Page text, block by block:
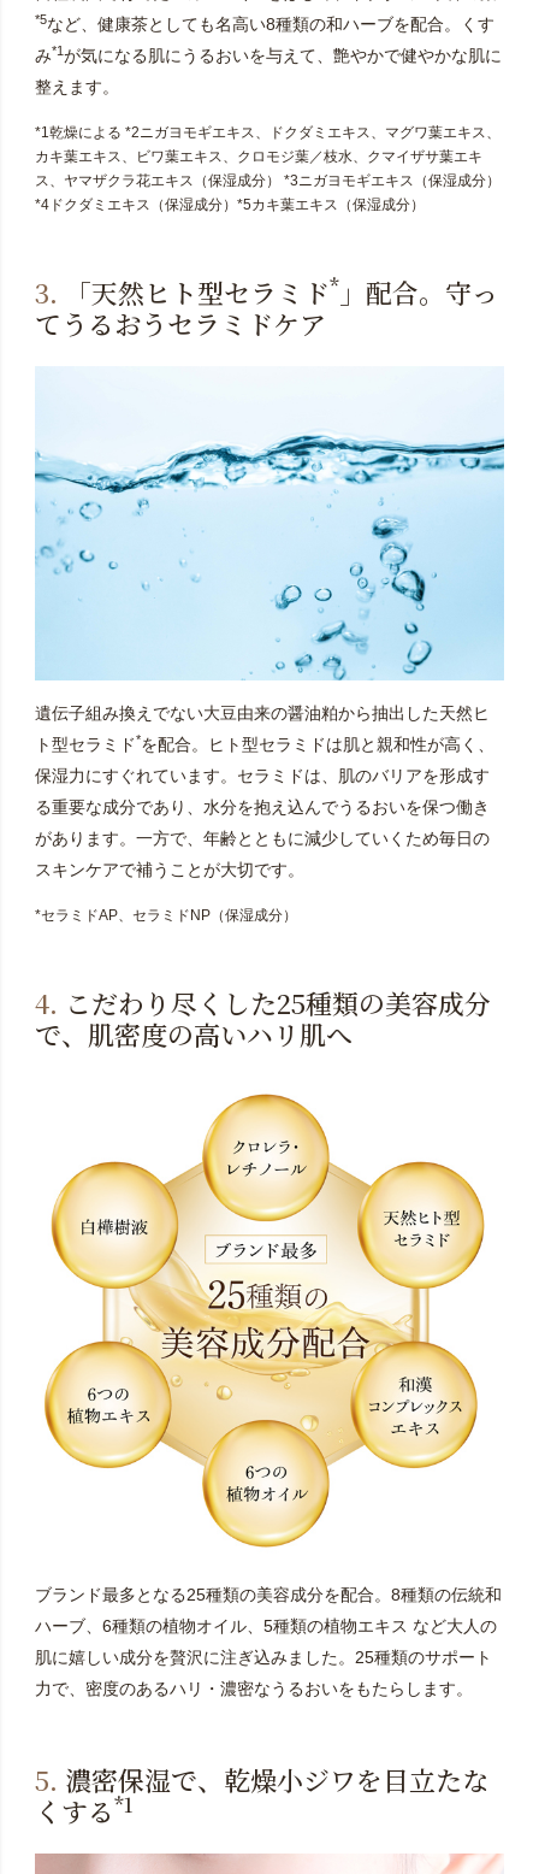
*5など、健康茶としても名高い8種類の和ハーブを配合。くす
み*1が気になる肌にうるおいを与えて、艶やかで健やかな肌に
整えます。
*1乾燥による *2ニガヨモギエキス、ドクダミエキス、マグワ葉エキス、
カキ葉エキス、ビワ葉エキス、クロモジ葉／枝水、クマイザサ葉エキ
ス、ヤマザクラ花エキス（保湿成分） *3ニガヨモギエキス（保湿成分）
*4ドクダミエキス（保湿成分）*5カキ葉エキス（保湿成分）
3. 「天然ヒト型セラミド*」配合。守っ
てうるおうセラミドケア
遺伝子組み換えでない大豆由来の醤油粕から抽出した天然ヒ
ト型セラミド*を配合。ヒト型セラミドは肌と親和性が高く、
保湿力にすぐれています。セラミドは、肌のバリアを形成す
る重要な成分であり、水分を抱え込んでうるおいを保つ働き
があります。一方で、年齢とともに減少していくため毎日の
スキンケアで補うことが大切です。
*セラミドAP、セラミドNP（保湿成分）
4. こだわり尽くした25種類の美容成分
で、肌密度の高いハリ肌へ
ブランド最多となる25種類の美容成分を配合。8種類の伝統和
ハーブ、6種類の植物オイル、5種類の植物エキス など大人の
肌に嬉しい成分を贅沢に注ぎ込みました。25種類のサポート
力で、密度のあるハリ・濃密なうるおいをもたらします。
5. 濃密保湿で、乾燥小ジワを目立たな
くする*1